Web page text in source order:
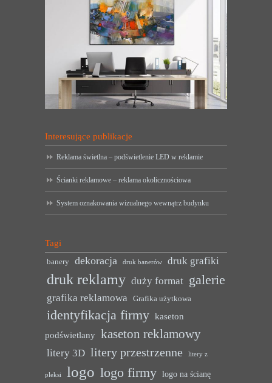
Interesujące publikacje
Reklama świetlna – podświetlenie LED w reklamie
Ścianki reklamowe – reklama okolicznościowa
System oznakowania wizualnego wewnątrz budynku
Tagi
banery dekoracja druk banerów druk grafiki
druk reklamy duży format galerie
grafika reklamowa Grafika użytkowa
identyfikacja firmy kaseton
podświetlany kaseton reklamowy
litery 3D litery przestrzenne litery z
pleksi logo logo firmy logo na ścianę